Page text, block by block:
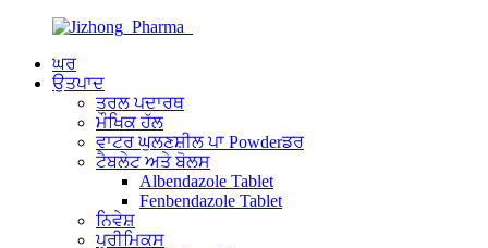
ਘਰ
ਉਤਪਾਦ
ਤਰਲ ਪਦਾਰਥ
ਮੌਖਿਕ ਹੱਲ
ਵਾਟਰ ਘੁਲਣਸ਼ੀਲ ਪਾ Powderਡਰ
ਟੈਬਲੇਟ ਅਤੇ ਬੋਲਸ
Albendazole Tablet
Fenbendazole Tablet
ਨਿਵੇਸ਼
ਪ੍ਰੀਮਿਕਸ